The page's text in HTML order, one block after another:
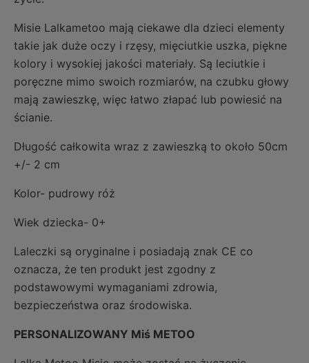
Misie Lalkametoo mają ciekawe dla dzieci elementy
takie jak duże oczy i rzęsy, mięciutkie uszka, piękne
kolory i wysokiej jakości materiały. Są leciutkie i
poręczne mimo swoich rozmiarów, na czubku głowy
mają zawieszkę, więc łatwo złapać lub powiesić na
ścianie.
Długość całkowita wraz z zawieszką to około 50cm
+/- 2 cm
Kolor- pudrowy róż
Wiek dziecka- 0+
Laleczki są oryginalne i posiadają znak CE co
oznacza, że ten produkt jest zgodny z
podstawowymi wymaganiami zdrowia,
bezpieczeństwa oraz środowiska.
PERSONALIZOWANY Miś METOO